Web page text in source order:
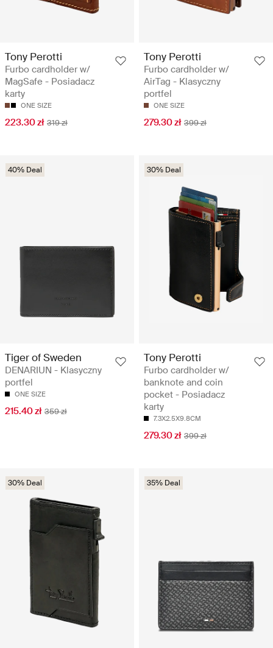
Tony Perotti
Furbo cardholder w/
MagSafe - Posiadacz
karty
ONE SIZE
223.30 zł 319 zł
Tony Perotti
Furbo cardholder w/
AirTag - Klasyczny
portfel
ONE SIZE
279.30 zł 399 zł
40% Deal
Tiger of Sweden
DENARIUN - Klasyczny
portfel
ONE SIZE
215.40 zł 359 zł
30% Deal
Tony Perotti
Furbo cardholder w/
banknote and coin
pocket - Posiadacz
karty
7.3X2.5X9.8CM
279.30 zł 399 zł
30% Deal 35% Deal